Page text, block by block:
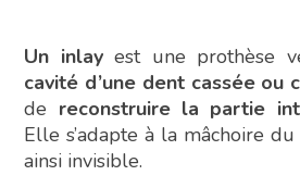
Un inlayest une prothèse
cavité d’une dent cassée ou
de reconstruire la partie
Elle s’adapte à la mâchoire
ainsi invisible.